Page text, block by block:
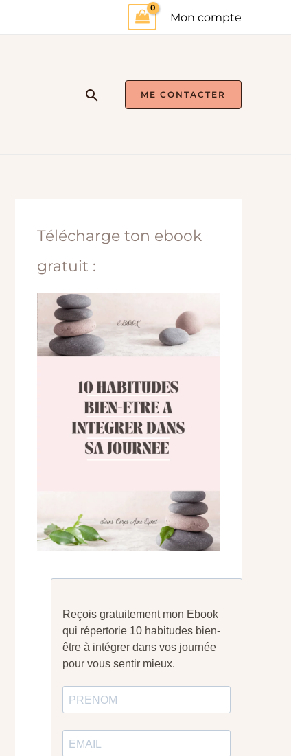
Mon compte
RechercherME CONTACTER
Télécharge ton ebook
gratuit :